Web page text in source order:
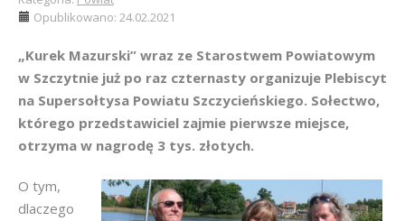
Opublikowano: 24.02.2021
„Kurek Mazurski” wraz ze Starostwem Powiatowym
w Szczytnie już po raz czternasty organizuje Plebiscyt
na Supersołtysa Powiatu Szczycieńskiego. Sołectwo,
którego przedstawiciel zajmie pierwsze miejsce,
otrzyma w nagrodę 3 tys. złotych.
O tym,
dlaczego